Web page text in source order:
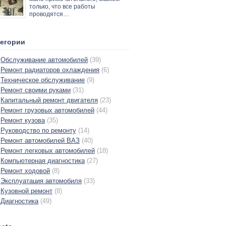
только, что все работы
проводятся…
Обслуживание автомобилей (39)
Ремонт радиаторов охлаждения (6)
Техническое обслуживание (9)
Ремонт своими руками (31)
Капитальный ремонт двигателя (23)
Ремонт грузовых автомобилей (44)
Ремонт кузова (35)
Руководство по ремонту (14)
Ремонт автомобилей ВАЗ (40)
Ремонт легковых автомобилей (18)
Компьютерная диагностика (27)
Ремонт ходовой (8)
Эксплуатация автомобиля (33)
Кузовной ремонт (8)
Диагностика (49)